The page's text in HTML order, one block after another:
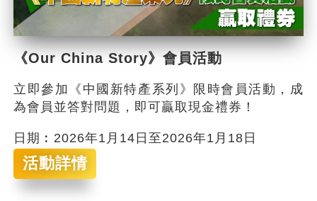
《Our China Story》會員活動
立即參加《中國新特產系列》限時會員活動，成
為會員並答對問題，即可贏取現金禮券！
日期︰2026年1月14日至2026年1月18日
活動詳情